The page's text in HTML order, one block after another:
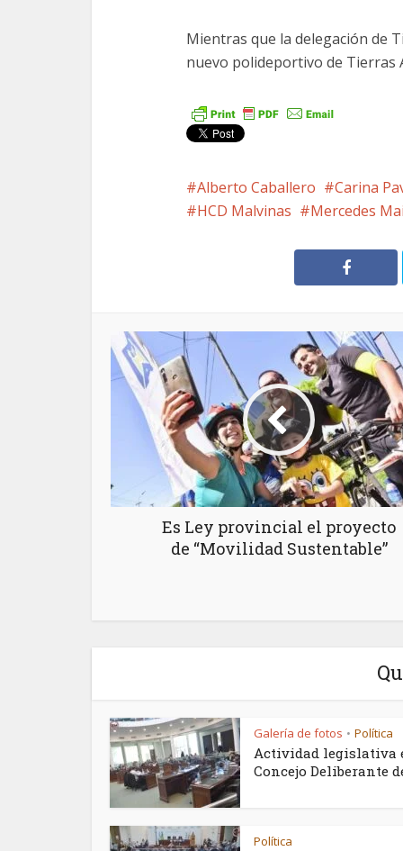
Mientras que la delegación de
nuevo polideportivo de Tierras
Alberto Caballero
Carina
HCD Malvinas
Mercedes
Es Ley provincial el proyecto
de “Movilidad Sustentable”
Galería de fotos • Política
Actividad legislativa
Concejo Deliberante
Política